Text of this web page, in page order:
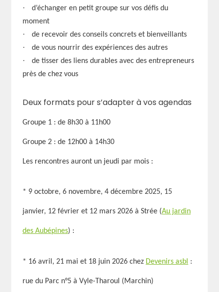
·
d’échanger en petit groupe sur vos défis du
moment
· de recevoir des conseils concrets et bienveillants
· de vous nourrir des expériences des autres
·
de tisser des liens durables avec des entrepreneurs
près de chez vous
Deux formats pour s’adapter à vos agendas
Groupe 1 : de 8h30 à 11h00
Groupe 2 : de 12h00 à 14h30
Les rencontres auront un jeudi par mois :
* 9 octobre, 6 novembre, 4 décembre 2025, 15
janvier, 12 février et 12 mars 2026à Strée (Au jardin
des Aubépines) :
* 16 avril, 21 mai et 18 juin 2026 chez Devenirs asbl :
rue du Parc n°5 à Vyle-Tharoul (Marchin)